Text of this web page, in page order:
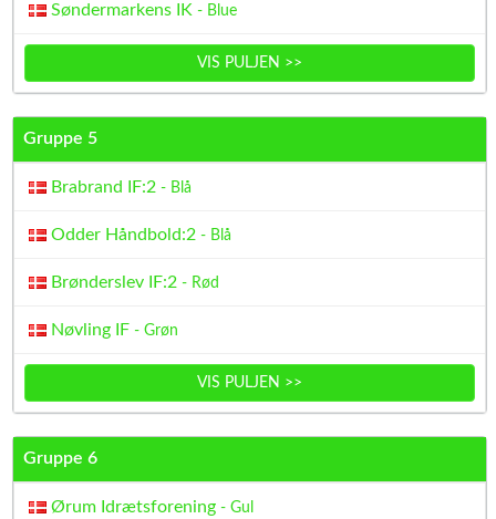
Søndermarkens IK - Blue
VIS PULJEN >>
Gruppe 5
Brabrand IF:2 - Blå
Odder Håndbold:2 - Blå
Brønderslev IF:2 - Rød
Nøvling IF - Grøn
VIS PULJEN >>
Gruppe 6
Ørum Idrætsforening - Gul